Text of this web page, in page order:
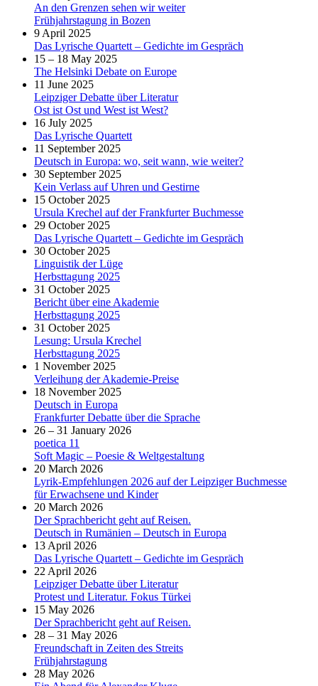
An den Grenzen sehen wir weiter
Frühjahrstagung in Bozen
9 April 2025
Das Lyrische Quartett – Gedichte im Gespräch
15 – 18 May 2025
The Helsinki Debate on Europe
11 June 2025
Leipziger Debatte über Literatur
Ost ist Ost und West ist West?
16 July 2025
Das Lyrische Quartett
11 September 2025
Deutsch in Europa: wo, seit wann, wie weiter?
30 September 2025
Kein Verlass auf Uhren und Gestirne
15 October 2025
Ursula Krechel auf der Frankfurter Buchmesse
29 October 2025
Das Lyrische Quartett – Gedichte im Gespräch
30 October 2025
Linguistik der Lüge
Herbsttagung 2025
31 October 2025
Bericht über eine Akademie
Herbsttagung 2025
31 October 2025
Lesung: Ursula Krechel
Herbsttagung 2025
1 November 2025
Verleihung der Akademie-Preise
18 November 2025
Deutsch in Europa
Frankfurter Debatte über die Sprache
26 – 31 January 2026
poetica 11
Soft Magic – Poesie & Weltgestaltung
20 March 2026
Lyrik-Empfehlungen 2026 auf der Leipziger Buchmesse
für Erwachsene und Kinder
20 March 2026
Der Sprachbericht geht auf Reisen.
Deutsch in Rumänien – Deutsch in Europa
13 April 2026
Das Lyrische Quartett – Gedichte im Gespräch
22 April 2026
Leipziger Debatte über Literatur
Protest und Literatur. Fokus Türkei
15 May 2026
Der Sprachbericht geht auf Reisen.
28 – 31 May 2026
Freundschaft in Zeiten des Streits
Frühjahrstagung
28 May 2026